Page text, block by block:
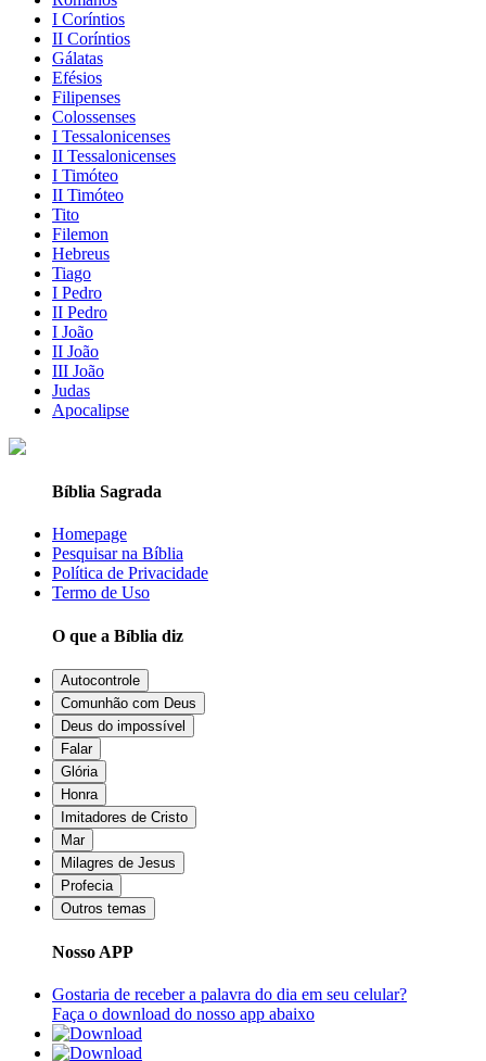
I Coríntios
II Coríntios
Gálatas
Efésios
Filipenses
Colossenses
I Tessalonicenses
II Tessalonicenses
I Timóteo
II Timóteo
Tito
Filemon
Hebreus
Tiago
I Pedro
II Pedro
I João
II João
III João
Judas
Apocalipse
Bíblia Sagrada
Homepage
Pesquisar na Bíblia
Política de Privacidade
Termo de Uso
O que a Bíblia diz
Autocontrole
Comunhão com Deus
Deus do impossível
Falar
Glória
Honra
Imitadores de Cristo
Mar
Milagres de Jesus
Profecia
Outros temas
Nosso APP
Gostaria de receber a palavra do dia em seu celular?
Faça o download do nosso app abaixo